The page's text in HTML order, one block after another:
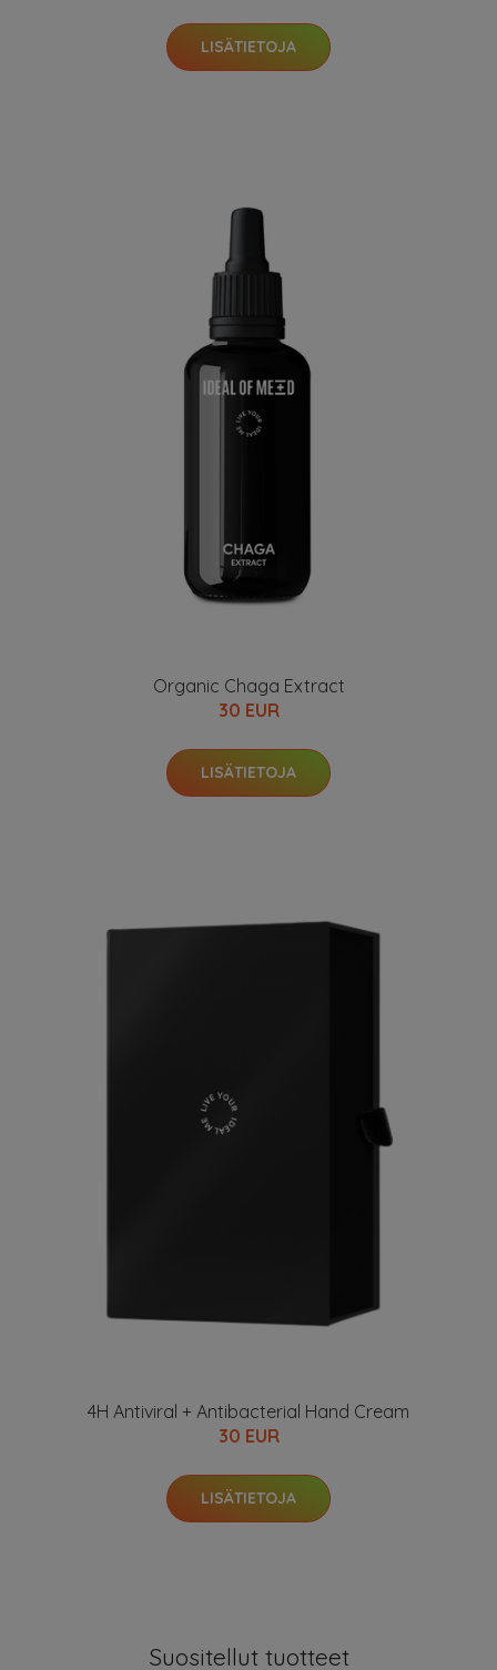
LISÄTIETOJA
Organic Chaga Extract
30 EUR
LISÄTIETOJA
4H Antiviral + Antibacterial Hand Cream
30 EUR
LISÄTIETOJA
Suositellut tuotteet